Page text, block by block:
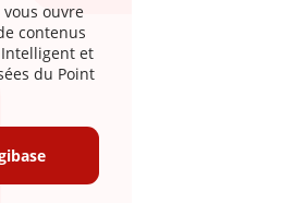
vous ouvre
contenus
et
du Point